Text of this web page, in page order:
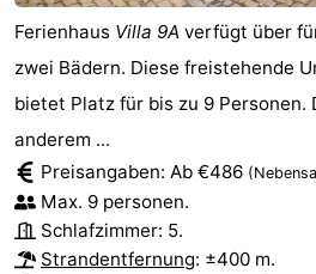
Ferienhaus Villa 9A verfügt über
zwei Bädern. Diese freistehende
bietet Platz für bis zu 9 Personen.
anderem ...
Preisangaben: Ab €486
Max. 9 personen.
Schlafzimmer: 5.
Strandentfernung: ±400 m.